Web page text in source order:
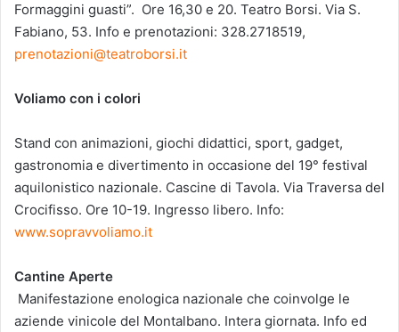
Formaggini guasti”. Ore 16,30 e 20. Teatro Borsi. Via S.
Fabiano, 53. Info e prenotazioni: 328.2718519,
prenotazioni@teatroborsi.it
Voliamo con i colori
Stand con animazioni, giochi didattici, sport, gadget,
gastronomia e divertimento in occasione del 19° festival
aquilonistico nazionale. Cascine di Tavola. Via Traversa del
Crocifisso. Ore 10-19. Ingresso libero. Info:
www.sopravvoliamo.it
Cantine Aperte
Manifestazione enologica nazionale che coinvolge le
aziende vinicole del Montalbano. Intera giornata. Info ed